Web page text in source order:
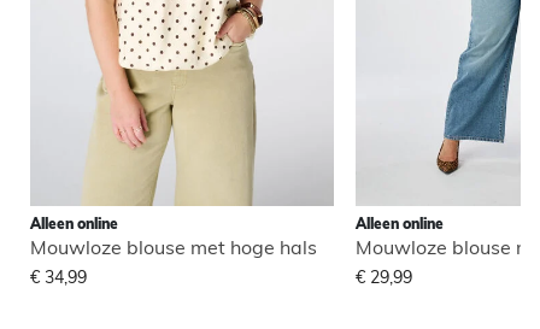
Alleen online
Mouwloze blouse met hoge hals
€ 34,99
Alleen online
Mouwloze blouse
€ 29,99